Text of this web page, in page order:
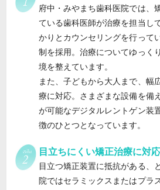
府中・みやまち歯科医院では、
ている歯科医師が治療を担当し
かりとカウンセリングを行って
制を採用。治療についてゆっく
境を整えています。
また、子どもから大人まで、幅
療に対応。さまざまな設備を備
が可能なデジタルレントゲン装
徴のひとつとなっています。
目立ちにくい矯正治療に対応
目立つ矯正装置に抵抗がある、
院ではセラミックスまたはプラ